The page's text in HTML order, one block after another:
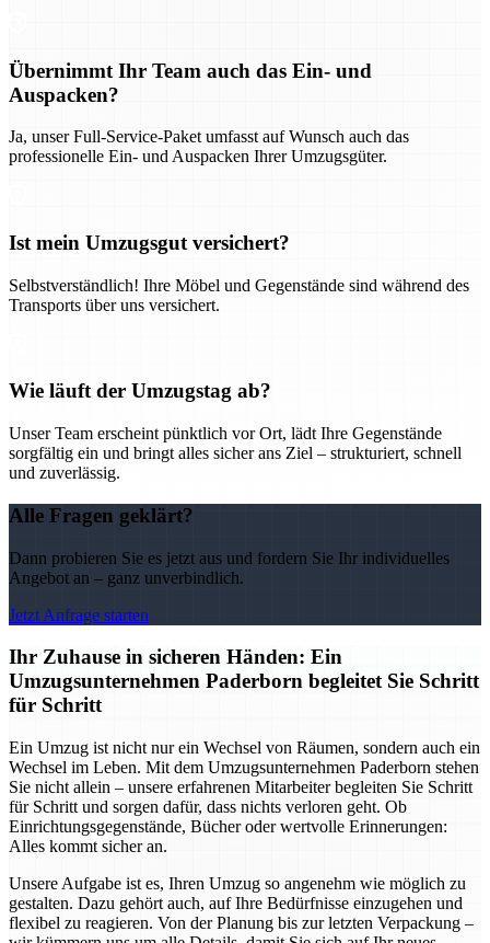
Übernimmt Ihr Team auch das Ein- und
Auspacken?
Ja, unser Full-Service-Paket umfasst auf Wunsch auch das
professionelle Ein- und Auspacken Ihrer Umzugsgüter.
Ist mein Umzugsgut versichert?
Selbstverständlich! Ihre Möbel und Gegenstände sind während des
Transports über uns versichert.
Wie läuft der Umzugstag ab?
Unser Team erscheint pünktlich vor Ort, lädt Ihre Gegenstände
sorgfältig ein und bringt alles sicher ans Ziel – strukturiert, schnell
und zuverlässig.
Alle Fragen geklärt?
Dann probieren Sie es jetzt aus und fordern Sie Ihr individuelles
Angebot an – ganz unverbindlich.
Jetzt Anfrage starten
Ihr Zuhause in sicheren Händen: Ein
Umzugsunternehmen Paderborn begleitet Sie Schritt
für Schritt
Ein Umzug ist nicht nur ein Wechsel von Räumen, sondern auch ein
Wechsel im Leben. Mit dem Umzugsunternehmen Paderborn stehen
Sie nicht allein – unsere erfahrenen Mitarbeiter begleiten Sie Schritt
für Schritt und sorgen dafür, dass nichts verloren geht. Ob
Einrichtungsgegenstände, Bücher oder wertvolle Erinnerungen:
Alles kommt sicher an.
Unsere Aufgabe ist es, Ihren Umzug so angenehm wie möglich zu
gestalten. Dazu gehört auch, auf Ihre Bedürfnisse einzugehen und
flexibel zu reagieren. Von der Planung bis zur letzten Verpackung –